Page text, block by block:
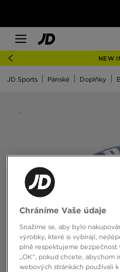
NEW
JD Sports Pánské Doplňky
Chráníme Vaše údaje
Snažíme se, aby bylo
výrobky, které si vybírají,
plně respektujeme bezpečnost
„OK“, pokud chcete, abychom
webových stránkách používali